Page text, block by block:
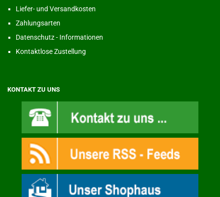
Liefer- und Versandkosten
Zahlungsarten
Datenschutz - Informationen
Kontaktlose Zustellung
KONTAKT ZU UNS